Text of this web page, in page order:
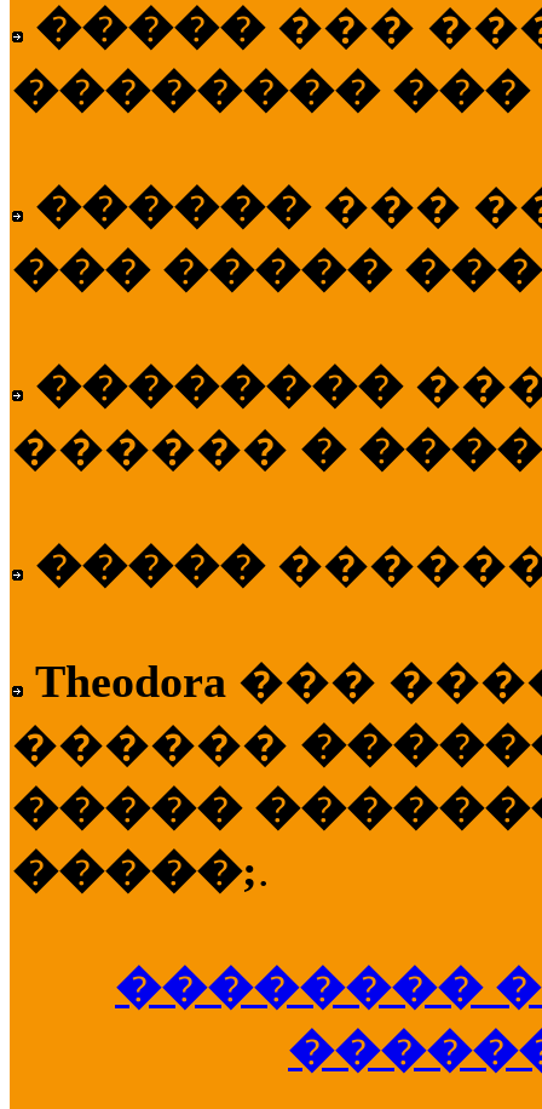
����� ���
�������� ���
������ ���
��� �����
��������
������ �
�����
Theodora ���
������
�����
�����;.
��������